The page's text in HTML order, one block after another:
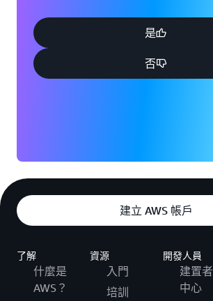
是
否
建立 AWS 帳戶
了解
什麼是
AWS？
資源
入門
培訓
開發人員
建置者
中心